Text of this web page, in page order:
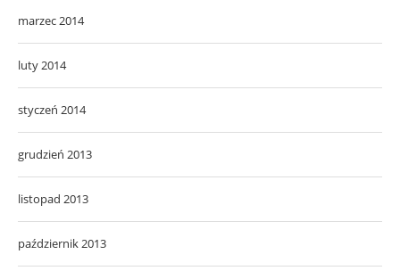
marzec 2014
luty 2014
styczeń 2014
grudzień 2013
listopad 2013
październik 2013